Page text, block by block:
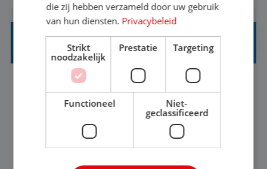
aarde kennen! 🏝️Wat ga je doen?Klantgericht
werken: of het nu gaat om vragen ...
REISADVISEUR JUNIOR
Hoorn, Noord-Holland, Nederland
Baan
37-40+ uur
MBO
Met jouw ervaring in de reisbranche of
die zij hebben verzameld door uw gebruik
van hun diensten. Privacybeleid
Strikt
noodzakelijk
Prestatie Targeting
Functioneel
Niet-
geclassificeerd